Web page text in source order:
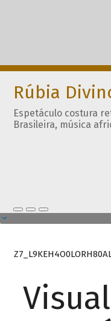
Rúbia
Espetáculo costura
Brasileira, música